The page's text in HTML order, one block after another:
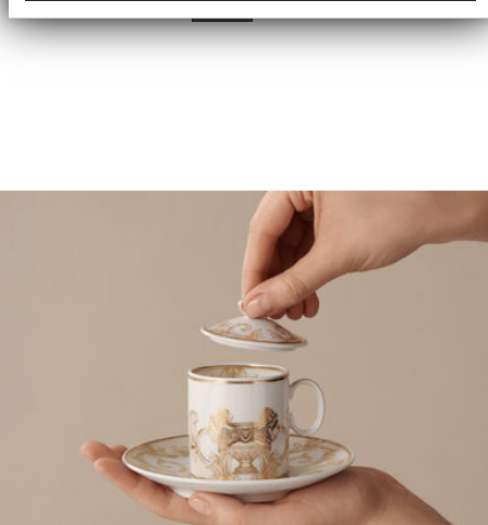
an unsere Partner für soziale Medien, Werbung und
Analysen weiter. Unsere Partner führen diese